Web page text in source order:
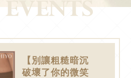
【別讓粗糙暗沉
破壞了你的微笑